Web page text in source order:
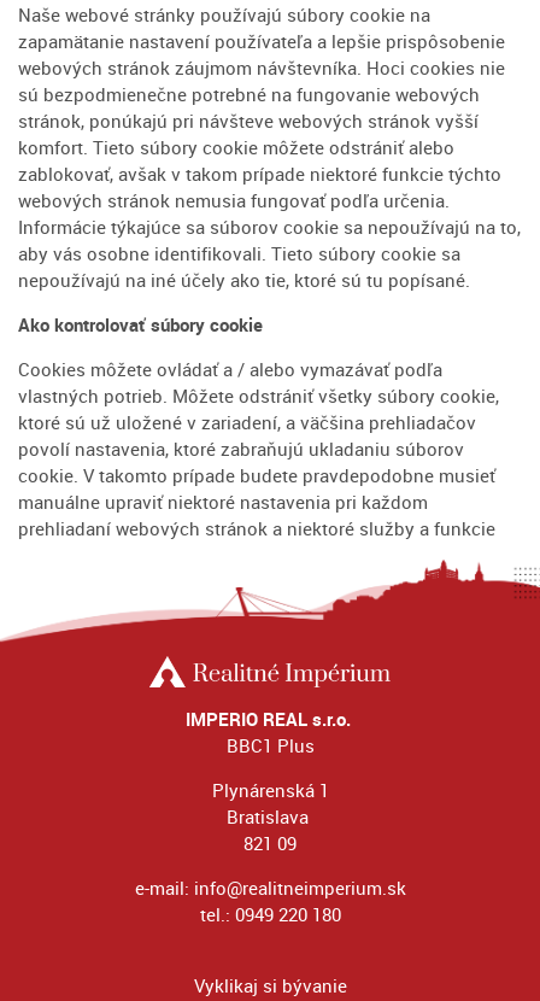
Naše webové stránky používajú súbory cookie na
zapamätanie nastavení používateľa a lepšie prispôsobenie
webových stránok záujmom návštevníka. Hoci cookies nie
sú bezpodmienečne potrebné na fungovanie webových
stránok, ponúkajú pri návšteve webových stránok vyšší
komfort. Tieto súbory cookie môžete odstrániť alebo
zablokovať, avšak v takom prípade niektoré funkcie týchto
webových stránok nemusia fungovať podľa určenia.
Informácie týkajúce sa súborov cookie sa nepoužívajú na to,
aby vás osobne identifikovali. Tieto súbory cookie sa
nepoužívajú na iné účely ako tie, ktoré sú tu popísané.
Ako kontrolovať súbory cookie
Cookies môžete ovládať a / alebo vymazávať podľa
vlastných potrieb. Môžete odstrániť všetky súbory cookie,
ktoré sú už uložené v zariadení, a väčšina prehliadačov
povolí nastavenia, ktoré zabraňujú ukladaniu súborov
cookie. V takomto prípade budete pravdepodobne musieť
manuálne upraviť niektoré nastavenia pri každom
prehliadaní webových stránok a niektoré služby a funkcie
IMPERIO REAL s.r.o.
BBC1 Plus
Plynárenská 1
Bratislava
821 09
e-mail: info@realitneimperium.sk
tel.: 0949 220 180
Vyklikaj si bývanie